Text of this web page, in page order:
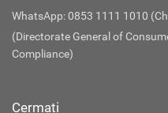
WhatsApp: 0853 1111 1010
(Directorate General of
Compliance)
Cermati